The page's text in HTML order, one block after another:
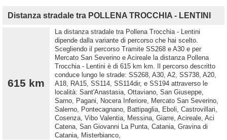
Distanza stradale tra POLLENA TROCCHIA - LENTINI
615 km
La distanza stradale tra Pollena Trocchia - Lentini
dipende dalla variante di percorso che hai scelto.
Scegliendo il percorso Tramite SS268 e A30 e per
Mercato San Severino e Acireale la distanza Pollena
Trocchia - Lentini è di 615 km km. Il percorso descritto
conduce lungo le strade: SS268, A30, A2, SS738, A20,
A18, RA15, SS114, SS114dir, e SS194 attraverso le
località: Sant'Anastasia, Ottaviano, San Giuseppe,
Sarno, Pagani, Nocera Inferiore, Mercato San Severino,
Salerno, Pontecagnano, Battipaglia, Eboli, Castrovillari,
Cosenza, Vibo Valentia, Messina, Giarre, Acireale, Aci
Catena, San Giovanni La Punta, Catania, Gravina di
Catania, Misterbianco,